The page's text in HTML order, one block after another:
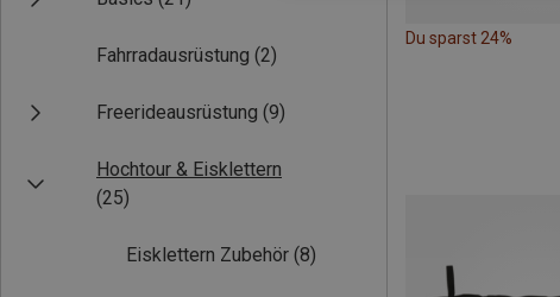
Fahrradausrüstung (2)
Freerideausrüstung (9)
Hochtour & Eisklettern
(25)
Eisklettern Zubehör (8)
Du sparst 24%